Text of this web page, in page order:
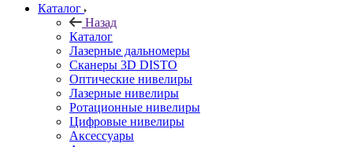
Каталог
Назад
Каталог
Лазерные дальномеры
Сканеры 3D DISTO
Оптические нивелиры
Лазерные нивелиры
Ротационные нивелиры
Цифровые нивелиры
Аксессуары